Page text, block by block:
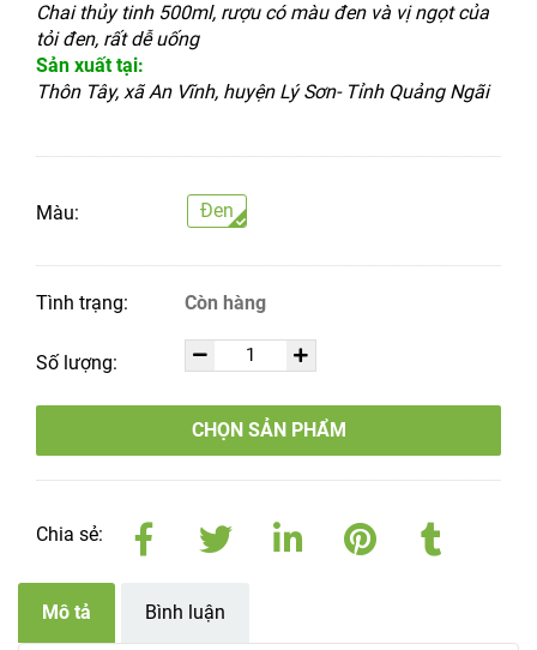
Chai thủy tinh 500ml, rượu có màu đen và vị ngọt của
tỏi đen, rất dễ uống
Sản xuất tại:
Thôn Tây, xã An Vĩnh, huyện Lý Sơn- Tỉnh Quảng Ngãi
Màu: Đen
Tình trạng: Còn hàng
Số lượng:
CHỌN SẢN PHẨM
Chia sẻ:
Mô tả Bình luận